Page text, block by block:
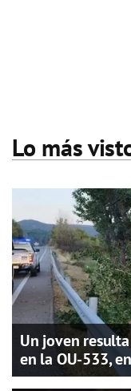
Lo más
Un joven
en la OU-533,